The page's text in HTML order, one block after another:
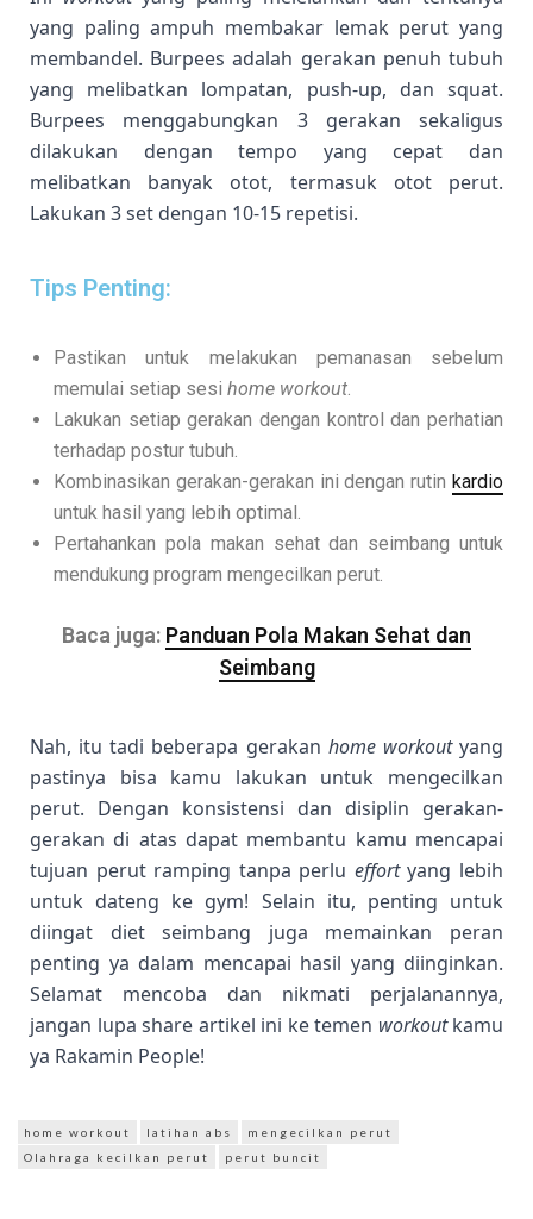
yang paling ampuh membakar lemak perut yang
membandel. Burpees adalah gerakan penuh tubuh
yang melibatkan lompatan, push-up, dan squat.
Burpees menggabungkan 3 gerakan sekaligus
dilakukan dengan tempo yang cepat dan
melibatkan banyak otot, termasuk otot perut.
Lakukan 3 set dengan 10-15 repetisi.
Tips Penting:
Pastikan untuk melakukan pemanasan sebelum
memulai setiap sesi home workout.
Lakukan setiap gerakan dengan kontrol dan perhatian
terhadap postur tubuh.
Kombinasikan gerakan-gerakan ini dengan rutin kardio
untuk hasil yang lebih optimal.
Pertahankan pola makan sehat dan seimbang untuk
mendukung program mengecilkan perut.
Baca juga: Panduan Pola Makan Sehat dan
Seimbang
Nah, itu tadi beberapa gerakan home workoutyang
pastinya bisa kamu lakukan untuk mengecilkan
perut. Dengan konsistensi dan disiplin gerakan-
gerakan di atas dapat membantu kamu mencapai
tujuan perut ramping tanpa perlu effortyang lebih
untuk dateng ke gym! Selain itu, penting untuk
diingat diet seimbang juga memainkan peran
penting ya dalam mencapai hasil yang diinginkan.
Selamat mencoba dan nikmati perjalanannya,
jangan lupa share artikel ini ke temen workoutkamu
ya Rakamin People!
home workout latihan abs
mengecilkan perut
Olahraga kecilkan perut
perut buncit